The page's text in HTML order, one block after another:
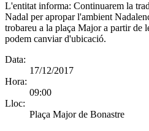
L'entitat informa: Continuarem la
Nadal per apropar l'ambient
trobareu a la plaça Major a partir de
podem canviar d'ubicació.
Data:
17/12/2017
Hora:
09:00
Lloc:
Plaça Major de Bonastre